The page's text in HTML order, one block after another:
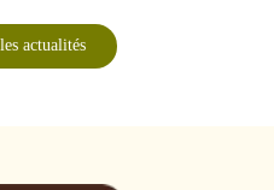
actualités